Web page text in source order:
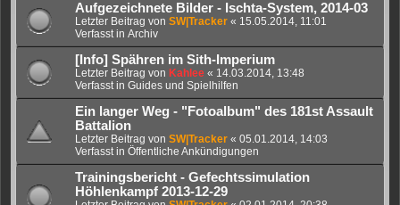
Aufgezeichnete Bilder - Ischta-System, 2014-03
Letzter Beitrag von SW|Tracker « 15.05.2014, 11:01
Verfasst in Archiv
[Info] Spähren im Sith-Imperium
Letzter Beitrag von Kahlee « 14.03.2014, 13:48
Verfasst in Guides und Spielhilfen
Ein langer Weg - "Fotoalbum" des 181st Assault
Battalion
Letzter Beitrag von SW|Tracker « 05.01.2014, 14:03
Verfasst in Öffentliche Ankündigungen
Trainingsbericht - Gefechtssimulation
Höhlenkampf 2013-12-29